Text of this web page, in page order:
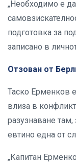
„Необходимо е
подготовка за
записано в
Отзован от
Таско Ерменков
влиза в
разузнаване
евтино една от
„Капитан